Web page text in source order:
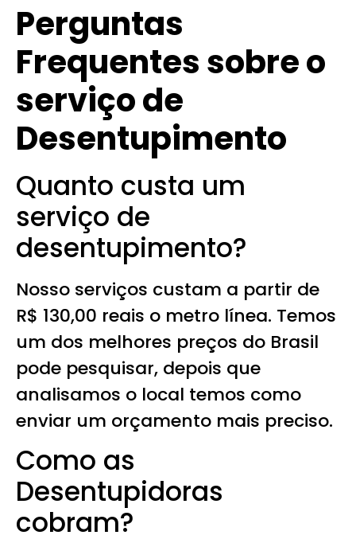
Perguntas
Frequentes sobre o
serviço de
Desentupimento
Quanto custa um
serviço de
desentupimento?
Nosso serviços custam a partir de
R$ 130,00 reais o metro línea. Temos
um dos melhores preços do Brasil
pode pesquisar, depois que
analisamos o local temos como
enviar um orçamento mais preciso.
Como as
Desentupidoras
cobram?